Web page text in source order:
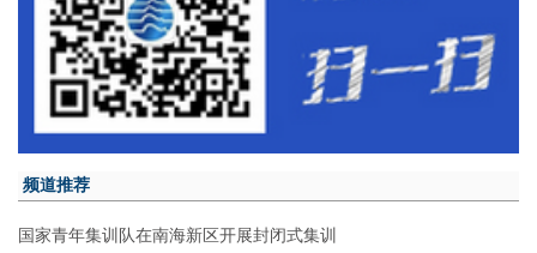
频道推荐
国家青年集训队在南海新区开展封闭式集训